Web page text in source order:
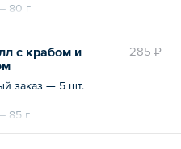
80 г
285 ₽
с крабом и
заказ — 5 шт.
85 г